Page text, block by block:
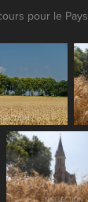
pour le